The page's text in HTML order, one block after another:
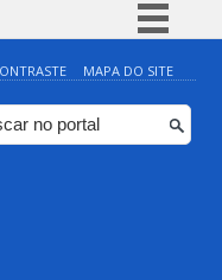
Simplifique!
Comunica BR
Participe
MAPA DO SITE